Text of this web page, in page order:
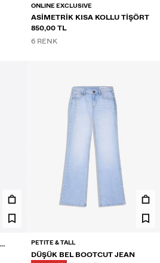
ONLINE EXCLUSIVE
ASIMETRIK KISA KOLLU TIŞÖRT
850,00 TL
6 RENK
PETITE & TALL
DÜŞÜK BEL BOOTCUT JEAN